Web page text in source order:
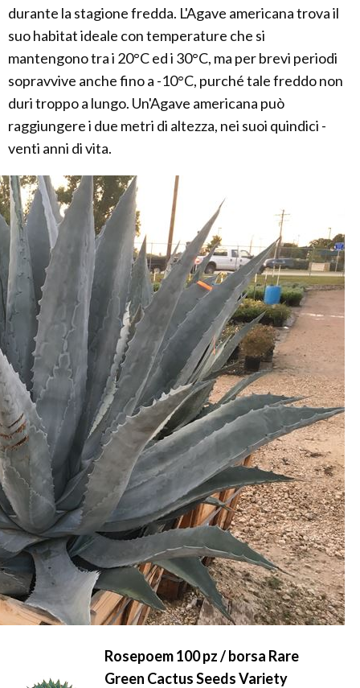
durante la stagione fredda. L'Agave americana trova il
suo habitat ideale con temperature che si
mantengono tra i 20°C ed i 30°C, ma per brevi periodi
sopravvive anche fino a -10°C, purché tale freddo non
duri troppo a lungo. Un'Agave americana può
raggiungere i due metri di altezza, nei suoi quindici -
venti anni di vita.
Rosepoem 100 pz / borsa Rare
Green Cactus Seeds Variety